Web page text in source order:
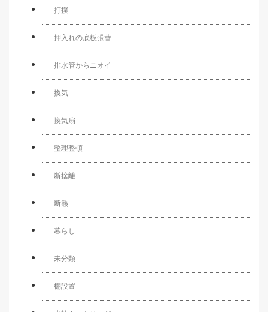
打撲
押入れの底板張替
排水管からニオイ
換気
換気扇
整理整頓
断捨離
断熱
暮らし
未分類
棚設置